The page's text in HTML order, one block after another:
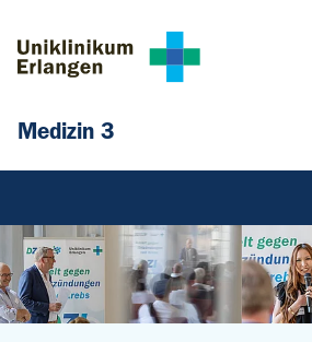
Medizin 3